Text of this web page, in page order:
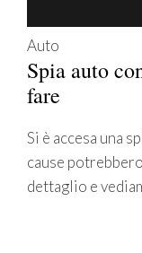
Auto
Spia auto
fare
Si è accesa una
cause
dettaglio e